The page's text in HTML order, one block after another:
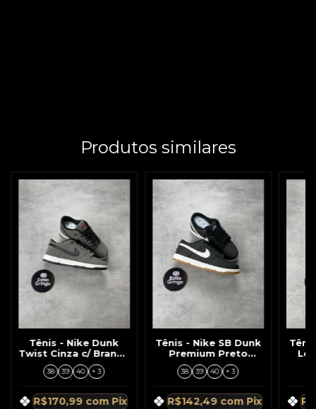
Produtos similares
Tênis - Nike Dunk
Twist Cinza c/ Branco
Símbolo Preto
38 39 40 + 3
R$170,99 com Pix
Tênis - Nike SB Dunk
Premium Preto
Solado Branco
c/Marrom
38 39 40 + 3
R$142,49 com Pix